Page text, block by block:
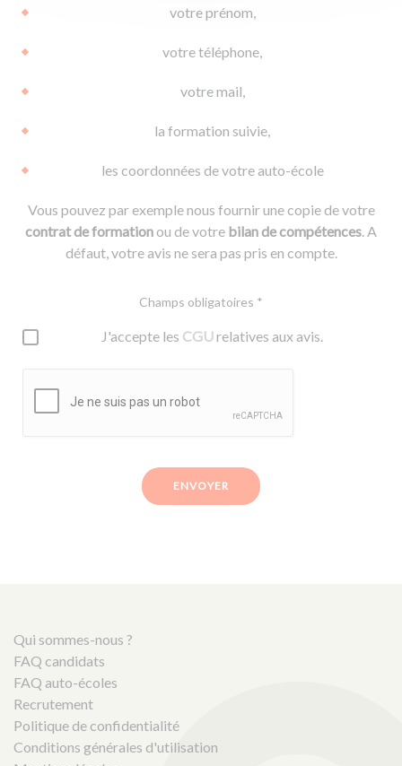
votre prénom,
votre téléphone,
votre mail,
la formation suivie,
les coordonnées de votre auto-école
Vous pouvez par exemple nous fournir une copie de votre
contrat de formationou de votre bilan de compétences. A
défaut, votre avis ne sera pas pris en compte.
Champs obligatoires *
J'accepte les CGUrelatives aux avis.
ENVOYER
Qui sommes-nous ?
FAQ candidats
FAQ auto-écoles
Recrutement
Politique de confidentialité
Conditions générales d'utilisation